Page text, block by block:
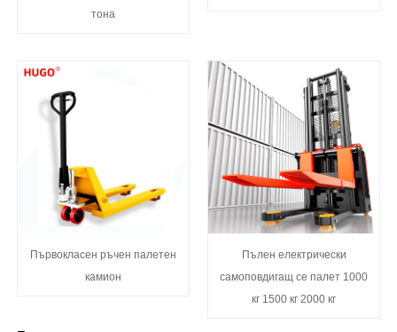
тона
Първокласен ръчен палетен
камион
Пълен електрически
самоповдигащ се палет 1000
кг 1500 кг 2000 кг